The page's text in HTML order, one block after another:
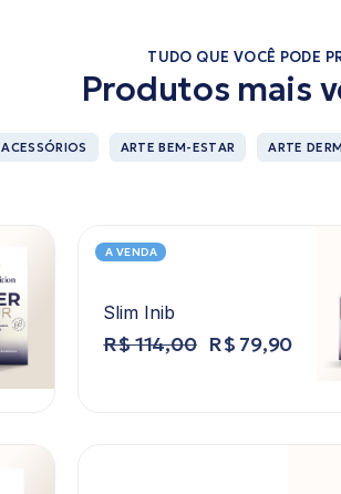
TUDO QUE VOCÊ PODE
Produtos mais
ACESSÓRIOS ARTE BEM-ESTAR ARTE
A VENDA
Slim Inib
R$114,00 R$ 79,90